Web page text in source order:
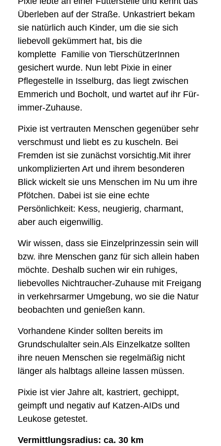
Überleben auf der Straße. Unkastriert bekam
sie natürlich auch Kinder, um die sie sich
liebevoll gekümmert hat, bis die
komplette Familie von TierschützerInnen
gesichert wurde. Nun lebt Pixie in einer
Pflegestelle in Isselburg, das liegt zwischen
Emmerich und Bocholt, und wartet auf ihr Für-
immer-Zuhause.
Pixie ist vertrauten Menschen gegenüber sehr
verschmust und liebt es zu kuscheln. Bei
Fremden ist sie zunächst vorsichtig.Mit ihrer
unkomplizierten Art und ihrem besonderen
Blick wickelt sie uns Menschen im Nu um ihre
Pfötchen. Dabei ist sie eine echte
Persönlichkeit: Kess, neugierig, charmant,
aber auch eigenwillig.
Wir wissen, dass sie Einzelprinzessin sein will
bzw. ihre Menschen ganz für sich allein haben
möchte. Deshalb suchen wir ein ruhiges,
liebevolles Nichtraucher-Zuhause mit Freigang
in verkehrsarmer Umgebung, wo sie die Natur
beobachten und genießen kann.
Vorhandene Kinder sollten bereits im
Grundschulalter sein.Als Einzelkatze sollten
ihre neuen Menschen sie regelmäßig nicht
länger als halbtags alleine lassen müssen.
Pixie ist vier Jahre alt, kastriert, gechippt,
geimpft und negativ auf Katzen-AIDs und
Leukose getestet.
Vermittlungsradius: ca. 30 km